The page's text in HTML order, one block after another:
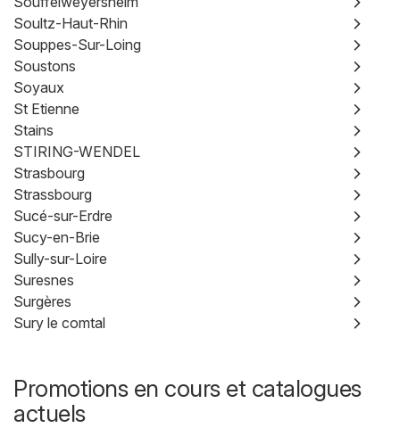
Soultz-Haut-Rhin
Souppes-Sur-Loing
Soustons
Soyaux
St Etienne
Stains
STIRING-WENDEL
Strasbourg
Strassbourg
Sucé-sur-Erdre
Sucy-en-Brie
Sully-sur-Loire
Suresnes
Surgères
Sury le comtal
Promotions en cours et catalogues
actuels